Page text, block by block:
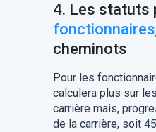
4. Les statuts
fonctionnaires
cheminots
Pour les
calculera plus sur
carrière mais,
de la carrière, soit